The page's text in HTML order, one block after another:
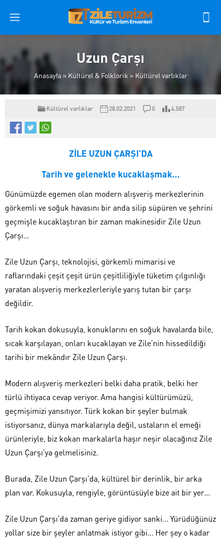
Uzun Çarşı
Anasayfa» Kültürel & Folklorik » Kültürel varlıklar
Kültürel varlıklar 28.02.2021 0 4.587
ZİLE UZUN ÇARŞI’DA
Tarih ve gelenekle kucaklaşmak…
Günümüzde egemen olan modern alışveriş merkezlerinin
görkemli ve soğuk havasını bir anda silip süpüren ve şehrini
geçmişle kucaklaştıran bir zaman makinesidir Zile Uzun
Çarşı…
Zile Uzun Çarşı, teknolojisi, görkemli mimarisi ve
raflarındaki çeşit çeşit ürün çeşitliliğiyle tüketim çılgınlığı
yaratan alışveriş merkezlerleriyle yarış tutan bir çarşı
değildir.
Tarih kokan dokusuyla, konuklarını en soğuk havalarda bile,
sıcak karşılayan, onları kucaklayan ve Zile’nin hissedildiği
tarihi bir mekândır Zile Uzun Çarşı.
Modern alışveriş merkezleri belki daha pratik, belki her
türlü ihtiyaca cevap veriyor. Ama hangisi kültürümüzü,
geçmişimizi yansıtıyor. Türk kokan bir şeyler bulmak
istiyorsanız, dünya markalarıyla değil, ustaların el emeği
ürünleriyle, biz kokan markalarla haşır neşir olacağınız Zile
Uzun Çarşı’ya gelmelisiniz.
Burada, Zile Uzun Çarşı’da, kültürel bir derinlik, bir arka
plan var. Kokusuyla, rengiyle, görüntüsüyle bize ait bir yer…
Zile Uzun Çarşı’da zaman geriye gidiyor sanki… Yürüdüğünüz
yollar size bir şeyler anlatmak istiyor gibi… Her şey o kadar